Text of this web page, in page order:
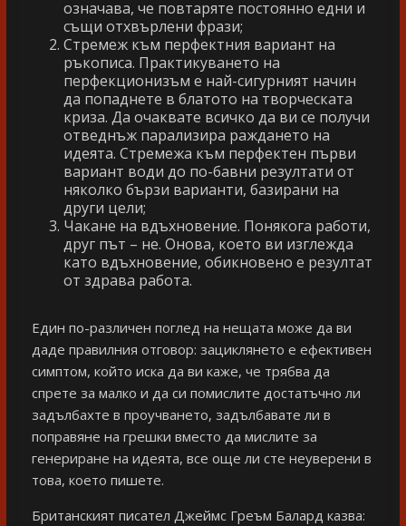
означава, че повтаряте постоянно едни и
същи отхвърлени фрази;
Стремеж към перфектния вариант на
ръкописа. Практикуването на
перфекционизъм е най-сигурният начин
да попаднете в блатото на творческата
криза. Да очаквате всичко да ви се получи
отведнъж парализира раждането на
идеята. Стремежа към перфектен първи
вариант води до по-бавни резултати от
няколко бързи варианти, базирани на
други цели;
Чакане на вдъхновение. Понякога работи,
друг път – не. Онова, което ви изглежда
като вдъхновение, обикновено е резултат
от здрава работа.
Един по-различен поглед на нещата може да ви
даде правилния отговор: зациклянето е ефективен
симптом, който иска да ви каже, че трябва да
спрете за малко и да си помислите достатъчно ли
задълбахте в проучването, задълбавате ли в
поправяне на грешки вместо да мислите за
генериране на идеята, все още ли сте неуверени в
това, което пишете.
Британският писател Джеймс Греъм Балард казва: